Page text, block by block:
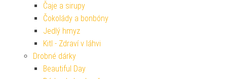
Čaje a sirupy
Čokolády a bonbóny
Jedlý hmyz
Kitl - Zdraví v láhvi
Drobné dárky
Beautiful Day